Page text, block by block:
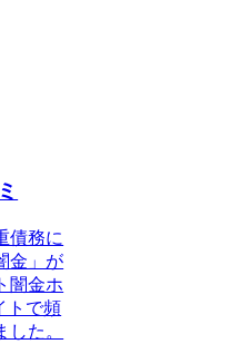
債務に
金」が
闇金ホ
トで頻
た。